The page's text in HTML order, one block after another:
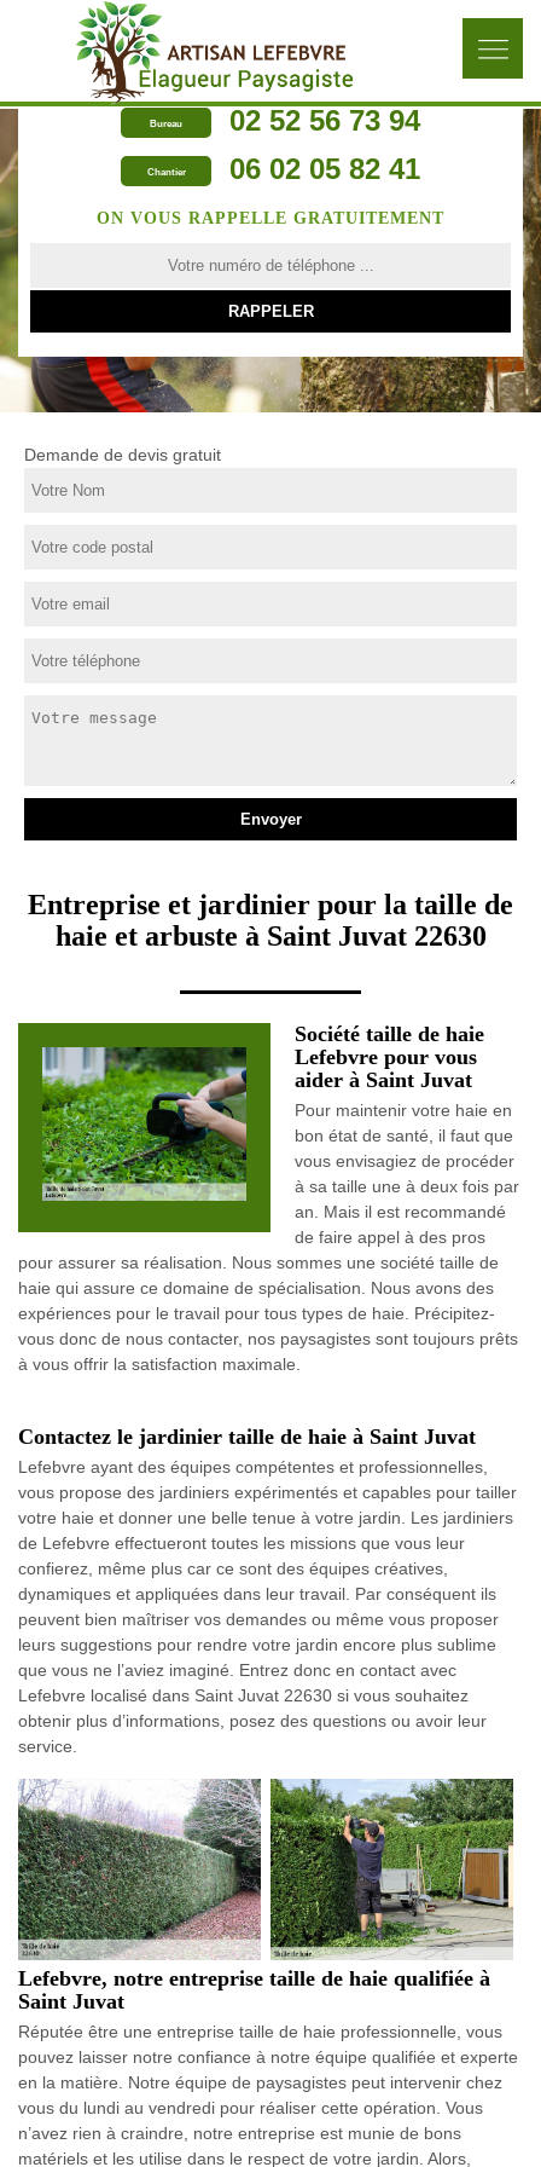
Bureau 02 52 56 73 94
Chantier 06 02 05 82 41
ON VOUS RAPPELLE GRATUITEMENT
Demande de devis gratuit
Entreprise et jardinier pour la taille de
haie et arbuste à Saint Juvat 22630
Société taille de haie
Lefebvre pour vous
aider à Saint Juvat
Pour maintenir votre haie en
bon état de santé, il faut que
vous envisagiez de procéder
à sa taille une à deux fois par
an. Mais il est recommandé
de faire appel à des pros
pour assurer sa réalisation. Nous sommes une société taille de
haie qui assure ce domaine de spécialisation. Nous avons des
expériences pour le travail pour tous types de haie. Précipitez-
vous donc de nous contacter, nos paysagistes sont toujours prêts
à vous offrir la satisfaction maximale.
Contactez le jardinier taille de haie à Saint Juvat
Lefebvre ayant des équipes compétentes et professionnelles,
vous propose des jardiniers expérimentés et capables pour tailler
votre haie et donner une belle tenue à votre jardin. Les jardiniers
de Lefebvre effectueront toutes les missions que vous leur
confierez, même plus car ce sont des équipes créatives,
dynamiques et appliquées dans leur travail. Par conséquent ils
peuvent bien maîtriser vos demandes ou même vous proposer
leurs suggestions pour rendre votre jardin encore plus sublime
que vous ne l’aviez imaginé. Entrez donc en contact avec
Lefebvre localisé dans Saint Juvat 22630 si vous souhaitez
obtenir plus d’informations, posez des questions ou avoir leur
service.
Lefebvre, notre entreprise taille de haie qualifiée à
Saint Juvat
Réputée être une entreprise taille de haie professionnelle, vous
pouvez laisser notre confiance à notre équipe qualifiée et experte
en la matière. Notre équipe de paysagistes peut intervenir chez
vous du lundi au vendredi pour réaliser cette opération. Vous
n’avez rien à craindre, notre entreprise est munie de bons
matériels et les utilise dans le respect de votre jardin. Alors,